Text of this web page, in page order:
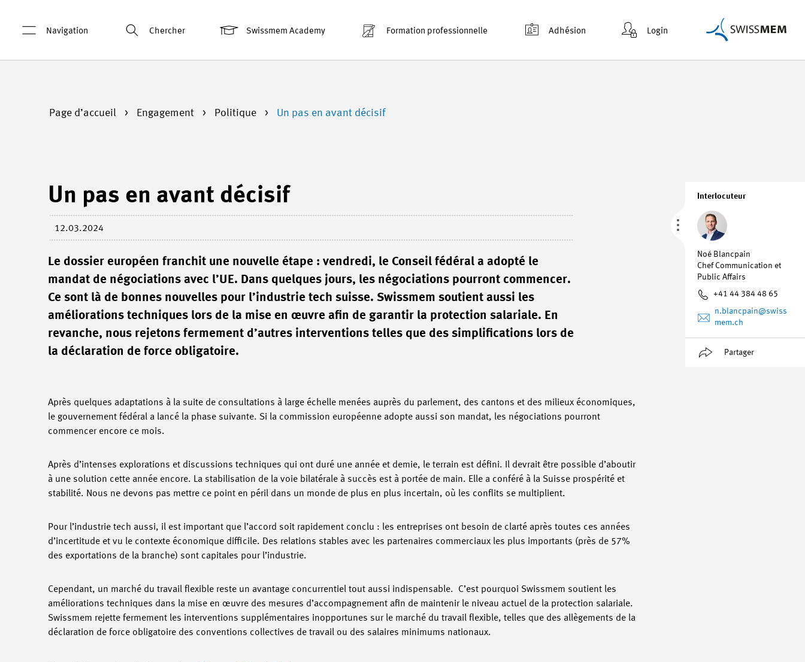
Navigation Chercher Swissmem Academy Formation professionnelle Adhésion Login
Page d’accueil Engagement Politique Un pas en avant décisif
Interlocuteur
Noé Blancpain
Chef Communication et
Public Affairs
+41 44 384 48 65
n.blancpain@swiss
mem.ch
Partager
Un pas en avant décisif
12.03.2024
Le dossier européen franchit une nouvelle étape : vendredi, le Conseil fédéral a adopté le
mandat de négociations avec l’UE. Dans quelques jours, les négociations pourront commencer.
Ce sont là de bonnes nouvelles pour l’industrie tech suisse. Swissmem soutient aussi les
améliorations techniques lors de la mise en œuvre afin de garantir la protection salariale. En
revanche, nous rejetons fermement d’autres interventions telles que des simplifications lors de
la déclaration de force obligatoire.
Après quelques adaptations à la suite de consultations à large échelle menées auprès du parlement, des cantons et des milieux économiques,
le gouvernement fédéral a lancé la phase suivante. Si la commission européenne adopte aussi son mandat, les négociations pourront
commencer encore ce mois.
Après d’intenses explorations et discussions techniques qui ont duré une année et demie, le terrain est défini. Il devrait être possible d’aboutir
à une solution cette année encore. La stabilisation de la voie bilatérale à succès est à portée de main. Elle a conféré à la Suisse prospérité et
stabilité. Nous ne devons pas mettre ce point en péril dans un monde de plus en plus incertain, où les conflits se multiplient.
Pour l’industrie tech aussi, il est important que l’accord soit rapidement conclu : les entreprises ont besoin de clarté après toutes ces années
d’incertitude et vu le contexte économique difficile. Des relations stables avec les partenaires commerciaux les plus importants (près de 57%
des exportations de la branche) sont capitales pour l’industrie.
Cependant, un marché du travail flexible reste un avantage concurrentiel tout aussi indispensable. C’est pourquoi Swissmem soutient les
améliorations techniques dans la mise en œuvre des mesures d’accompagnement afin de maintenir le niveau actuel de la protection salariale.
Swissmem rejette fermement les interventions supplémentaires inopportunes sur le marché du travail flexible, telles que des allègements de la
déclaration de force obligatoire des conventions collectives de travail ou des salaires minimums nationaux.